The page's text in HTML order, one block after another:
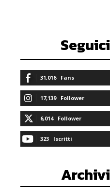
Seguici
31,016 Fans
17,139 Follower
6,014 Follower
323 Iscritti
Archivi